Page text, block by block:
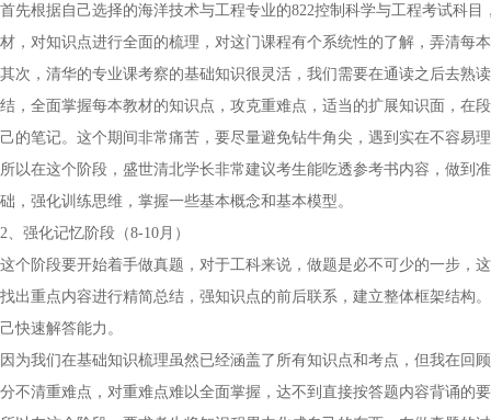
首先根据自己选择的海洋技术与工程专业的822控制科学与工程考试科
材，对知识点进行全面的梳理，对这门课程有个系统性的了解，弄清每
其次，清华的专业课考察的基础知识很灵活，我们需要在通读之后去熟
结，全面掌握每本教材的知识点，攻克重难点，适当的扩展知识面，在
己的笔记。这个期间非常痛苦，要尽量避免钻牛角尖，遇到实在不容易
所以在这个阶段，盛世清北学长非常建议考生能吃透参考书内容，做到
础，强化训练思维，掌握一些基本概念和基本模型。
2、强化记忆阶段（8-10月）
这个阶段要开始着手做真题，对于工科来说，做题是必不可少的一步，
找出重点内容进行精简总结，强知识点的前后联系，建立整体框架结构
己快速解答能力。
因为我们在基础知识梳理虽然已经涵盖了所有知识点和考点，但我在回
分不清重难点，对重难点难以全面掌握，达不到直接按答题内容背诵的